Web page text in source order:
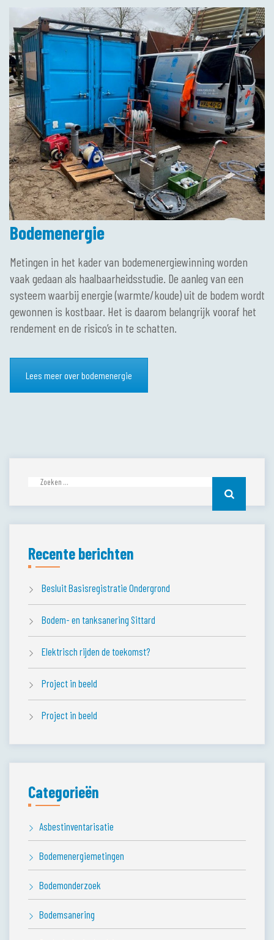
Bodemenergie
Metingen in het kader van bodemenergiewinning worden
vaak gedaan als haalbaarheidsstudie. De aanleg van een
systeem waarbij energie (warmte/koude) uit de bodem wordt
gewonnen is kostbaar. Het is daarom belangrijk vooraf het
rendement en de risico’s in te schatten.
Lees meer over bodemenergie
Zoeken
Recente berichten
Besluit Basisregistratie Ondergrond
Bodem- en tanksanering Sittard
Elektrisch rijden de toekomst?
Project in beeld
Project in beeld
Categorieën
Asbestinventarisatie
Bodemenergiemetingen
Bodemonderzoek
Bodemsanering